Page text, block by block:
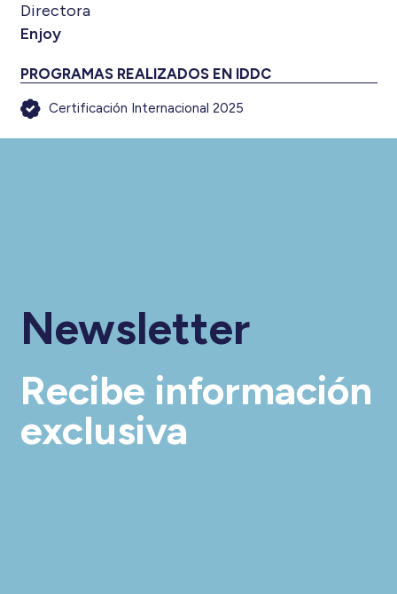
Directora
Enjoy
PROGRAMAS REALIZADOS EN IDDC
Certificación Internacional 2025
Newsletter
Recibe información
exclusiva